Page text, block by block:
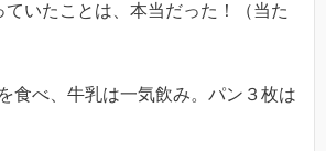
ていたことは、本当だった！（当た
食べ、牛乳は一気飲み。パン３枚は